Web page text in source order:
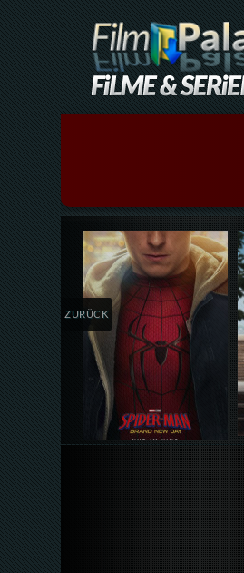
Details,Play
ZURÜCK